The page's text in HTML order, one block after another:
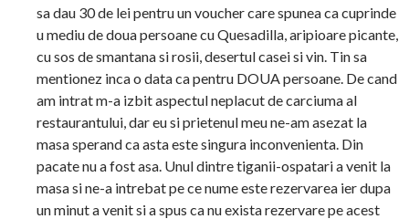
sa dau 30 de lei pentru un voucher care spunea ca cuprinde
u mediu de doua persoane cu Quesadilla, aripioare picante,
cu sos de smantana si rosii, desertul casei si vin. Tin sa
mentionez inca o data ca pentru DOUA persoane. De cand
am intrat m-a izbit aspectul neplacut de carciuma al
restaurantului, dar eu si prietenul meu ne-am asezat la
masa sperand ca asta este singura inconvenienta. Din
pacate nu a fost asa. Unul dintre tiganii-ospatari a venit la
masa si ne-a intrebat pe ce nume este rezervarea ier dupa
un minut a venit si a spus ca nu exista rezervare pe acest